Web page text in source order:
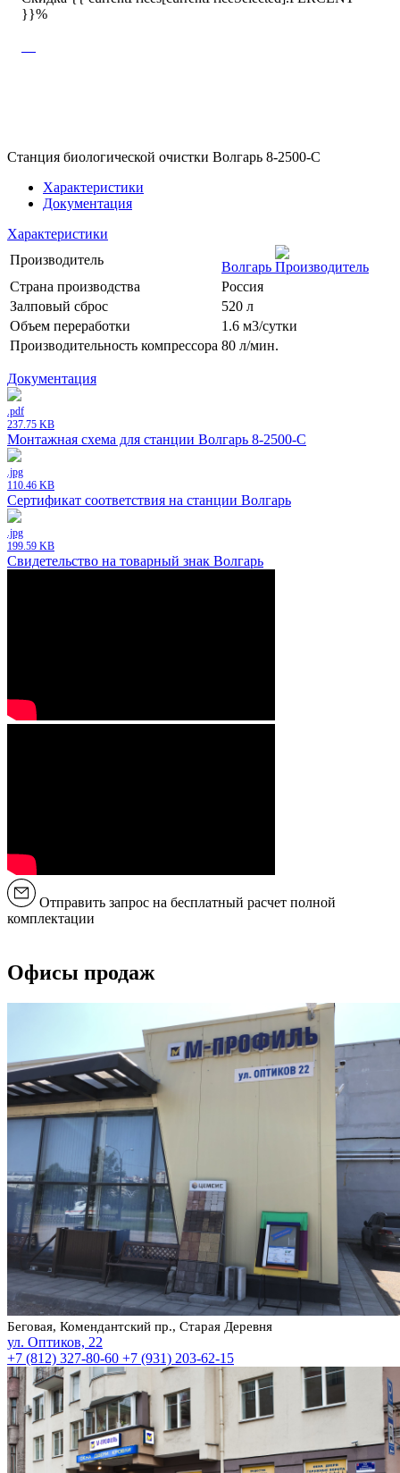
}}%
Станция биологической очистки Волгарь 8-2500-С
Характеристики
Документация
Характеристики
Производитель
Волгарь
Страна производства
Россия
Залповый сброс
520 л
Объем переработки
1.6 м3/сутки
Производительность компрессора 80 л/мин.
Документация
.pdf
237.75 KB
Монтажная схема для станции Волгарь 8-2500-С
.jpg
110.46 KB
Сертификат соответствия на станции Волгарь
.jpg
199.59 KB
Свидетельство на товарный знак Волгарь
Отправить запрос на бесплатный расчет полной
комплектации
Офисы продаж
Беговая, Комендантский пр., Старая Деревня
ул. Оптиков, 22
+7 (812) 327-80-60 +7 (931) 203-62-15